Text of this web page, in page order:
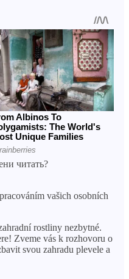
читать?
vašich osobních
rostliny nezbytné.
Zveme vás k rozhovoru o
svou zahradu plevele a